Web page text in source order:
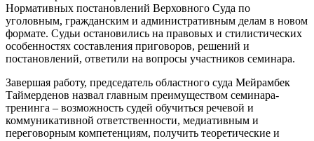
Нормативных постановлений Верховного Суда по
уголовным, гражданским и административным делам в новом
формате. Судьи остановились на правовых и стилистических
особенностях составления приговоров, решений и
постановлений, ответили на вопросы участников семинара.
Завершая работу, председатель областного суда Мейрамбек
Таймерденов назвал главным преимуществом семинара-
тренинга – возможность судей обучиться речевой и
коммуникативной ответственности, медиативным и
переговорным компетенциям, получить теоретические и